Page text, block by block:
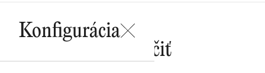
DRUH:Konfigurácia
Mohlo by sa vám páčiť